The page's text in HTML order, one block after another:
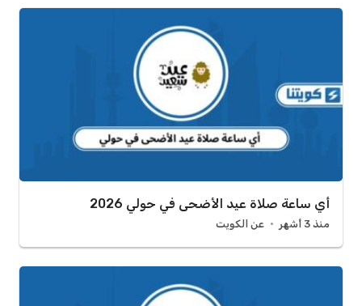
أي ساعة صلاة عيد الأضحى في حولي 2026
منذ 3 أشهر عن الكويت